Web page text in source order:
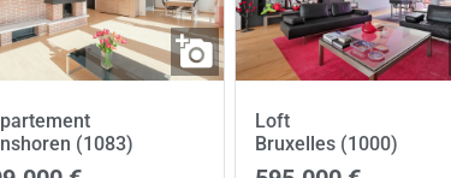
(1083)
Loft
Bruxelles (1000)